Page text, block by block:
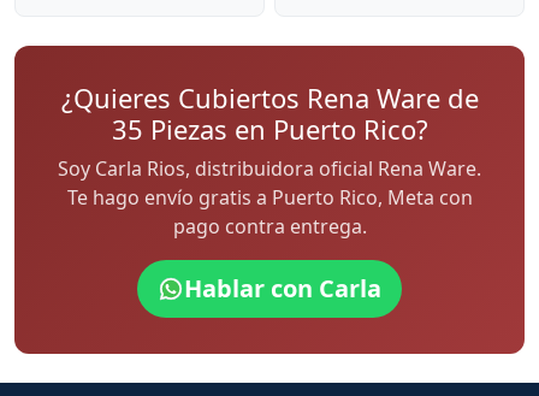
¿Quieres Cubiertos Rena Ware de
35 Piezas en Puerto Rico?
Soy Carla Rios, distribuidora oficial Rena Ware.
Te hago envío gratis a Puerto Rico, Meta con
pago contra entrega.
Hablar con Carla